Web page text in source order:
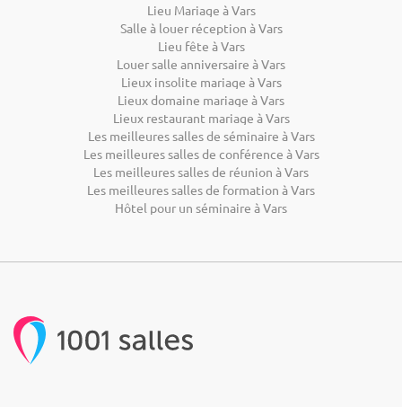
Lieu Mariage à Vars
Salle à louer réception à Vars
Lieu fête à Vars
Louer salle anniversaire à Vars
Lieux insolite mariage à Vars
Lieux domaine mariage à Vars
Lieux restaurant mariage à Vars
Les meilleures salles de séminaire à Vars
Les meilleures salles de conférence à Vars
Les meilleures salles de réunion à Vars
Les meilleures salles de formation à Vars
Hôtel pour un séminaire à Vars